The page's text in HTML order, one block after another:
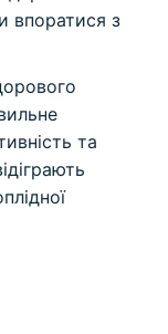
впоратися з
та